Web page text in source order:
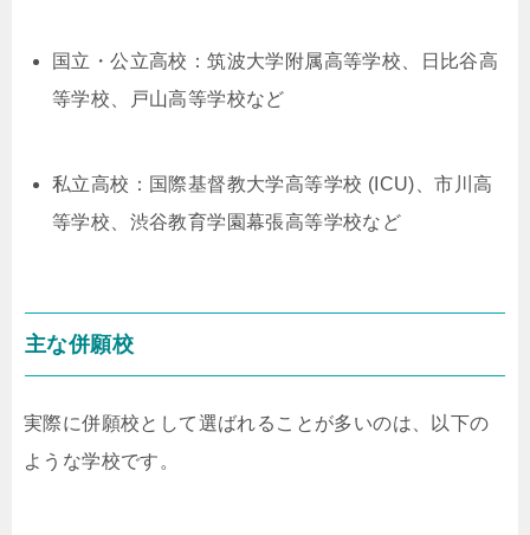
国立・公立高校：筑波大学附属高等学校、日比谷高
等学校、戸山高等学校など
私立高校：国際基督教大学高等学校 (ICU)、市川高
等学校、渋谷教育学園幕張高等学校など
主な併願校
実際に併願校として選ばれることが多いのは、以下の
ような学校です。